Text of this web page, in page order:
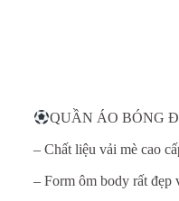
QUẦN ÁO BÓNG
– Chất liệu vải mè cao
– Form ôm body rất đẹp